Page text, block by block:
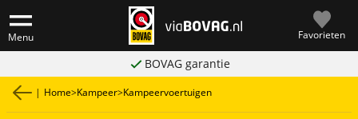
Menu Favorieten
BOVAG garantie
| Home>Kampeer>Kampeervoertuigen